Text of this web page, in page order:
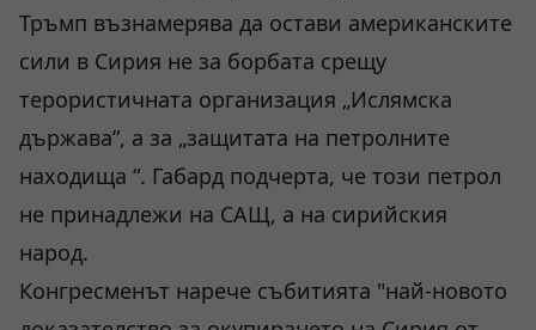
Тръмп възнамерява да остави американските
сили в Сирия не за борбата срещу
терористичната организация „Ислямска
държава”, а за „защитата на петролните
находища “. Габард подчерта, че този петрол
не принадлежи на САЩ, а на сирийския
народ.
Конгресменът нарече събитията "най-новото